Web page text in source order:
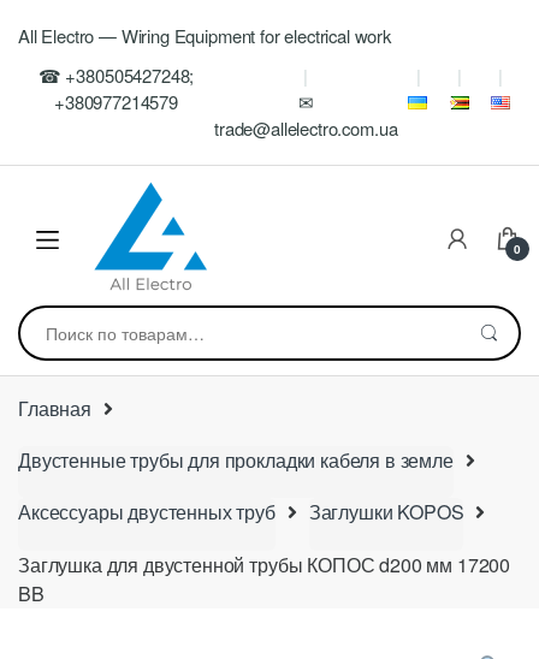
navigation
content
All Electro — Wiring Equipment for electrical work
☎ +380505427248;
+380977214579
✉
trade@allelectro.com.ua
0
Искать:
Главная
Двустенные трубы для прокладки кабеля в земле
Аксессуары двустенных труб
Заглушки KOPOS
Заглушка для двустенной трубы КОПОС d200 мм 17200
BB